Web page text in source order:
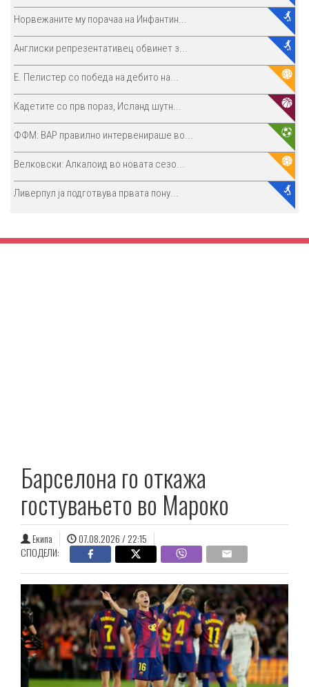
Норвежаните му порачаа на Инфантин...
Англиски репрезентативец обвинет з...
E. Пелистер со победа на дебито на...
Кадетите со прв пораз, Исланд шутн...
ФФМ: ВАР правилно интервенираше во...
Велковски: Алкалоид во новата сезо...
Ливерпул ја подготвува првата пону...
Барселона го откажа
гостувањето во Мароко
Екипа
07.08.2026 / 22:15
СПОДЕЛИ: